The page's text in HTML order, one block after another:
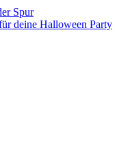
Spur
deine Halloween Party